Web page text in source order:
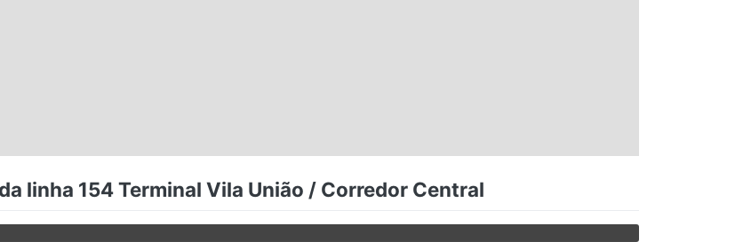
linha 154 Terminal Vila União / Corredor Central